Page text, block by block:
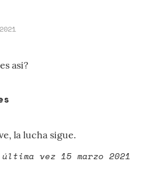
asi?
la lucha sigue.
vez 15 marzo 2021